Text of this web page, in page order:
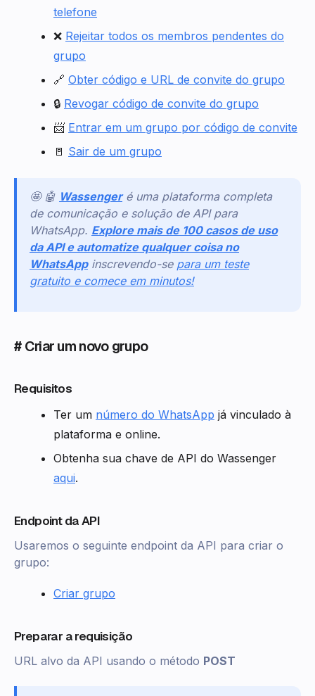
telefone
❌ Rejeitar todos os membros pendentes do
grupo
🔗 Obter código e URL de convite do grupo
🔒 Revogar código de convite do grupo
📨 Entrar em um grupo por código de convite
🚪 Sair de um grupo
🤩 🤖 Wassenger é uma plataforma completa
de comunicação e solução de API para
WhatsApp. Explore mais de 100 casos de uso
da API e automatize qualquer coisa no
WhatsApp inscrevendo-se para um teste
gratuito e comece em minutos!
# Criar um novo grupo
Requisitos
Ter um número do WhatsApp já vinculado à
plataforma e online.
Obtenha sua chave de API do Wassenger
aqui.
Endpoint da API
Usaremos o seguinte endpoint da API para criar o
grupo:
Criar grupo
Preparar a requisição
URL alvo da API usando o método POST